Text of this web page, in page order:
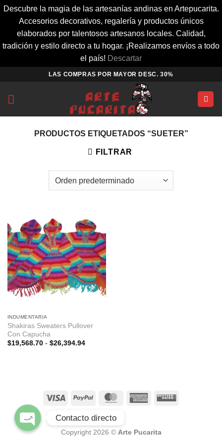
Descubre la magia de las artesanías andinas en Artepucarita.
Accesorios decorativos, regalería y productos únicos
elaborados por talentosos artesanos locales. Calidad,
tradición y estilo directo a tu hogar. ¡Realizamos envíos a todo
el país! Descartar
contenido
LAS COMPRAS POR MAYOR DESC. 30%
PRODUCTOS ETIQUETADOS “SUETER”
FILTRAR
INDUMENTARIA
Shakiras Sweaters Pullover
Con Capucha
$19,568.70 - $26,394.94Rango
BLOG
Copyright 2026 © Arte Pucarita
WhatsApp
Contacto directo